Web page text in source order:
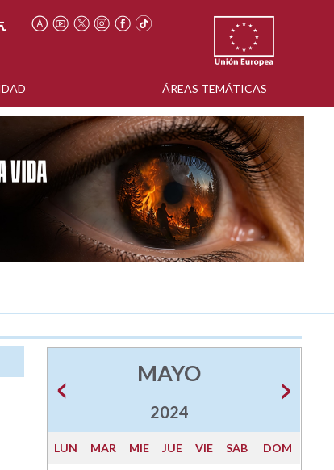
ÁREAS TEMÁTICAS
MAYO
2024
LUN MAR MIE JUE VIE SAB DOM